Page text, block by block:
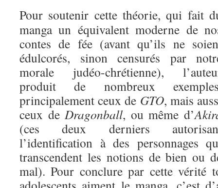
Pour soutenir cette théorie, qui fait
manga un équivalent moderne de
contes de fée (avant qu’ils ne
édulcorés, sinon censurés par
morale judéo-chrétienne),
produit de nombreux
principalement ceux de GTO, mais
ceux deDragonball, ou même d’
(ces deux derniers
l’identification à des personnages
transcendent les notions de bien ou
mal). Pour conclure par cette vérité